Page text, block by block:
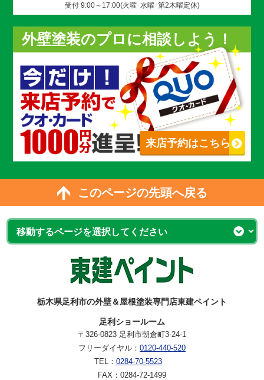
受付 9:00～17:00(火曜･水曜･第2木曜定休)
外壁塗装のプロに相談しよう！
来店予約はこちら
このページの先頭へ戻る
栃木県足利市の外壁＆屋根塗装専門店東建ペイント
足利ショールーム
〒326-0823 足利市朝倉町3-24-1
フリーダイヤル： 0120-440-520
TEL： 0284-70-5523
FAX：0284-72-1499